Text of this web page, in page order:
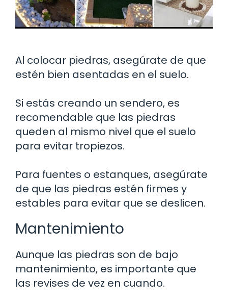
Al colocar piedras, asegúrate de que
estén bien asentadas en el suelo.
Si estás creando un sendero, es
recomendable que las piedras
queden al mismo nivel que el suelo
para evitar tropiezos.
Para fuentes o estanques, asegúrate
de que las piedras estén firmes y
estables para evitar que se deslicen.
Mantenimiento
Aunque las piedras son de bajo
mantenimiento, es importante que
las revises de vez en cuando.